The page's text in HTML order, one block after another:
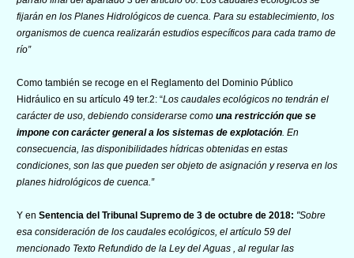
fijarán en los Planes Hidrológicos de cuenca. Para su establecimiento, los
organismos de cuenca realizarán estudios específicos para cada tramo de
río”
Como también se recoge en el Reglamento del Dominio Público
Hidráulico en su artículo 49 ter.2: “Los caudales ecológicos no tendrán el
carácter de uso, debiendo considerarse como una restricción que se
impone con carácter general a los sistemas de explotación . En
consecuencia, las disponibilidades hídricas obtenidas en estas
condiciones, son las que pueden ser objeto de asignación y reserva en los
planes hidrológicos de cuenca.”
Y en Sentencia del Tribunal Supremo de 3 de octubre de 2018: "Sobre
esa consideración de los caudales ecológicos, el artículo 59 del
mencionado Texto Refundido de la Ley del Aguas , al regular las